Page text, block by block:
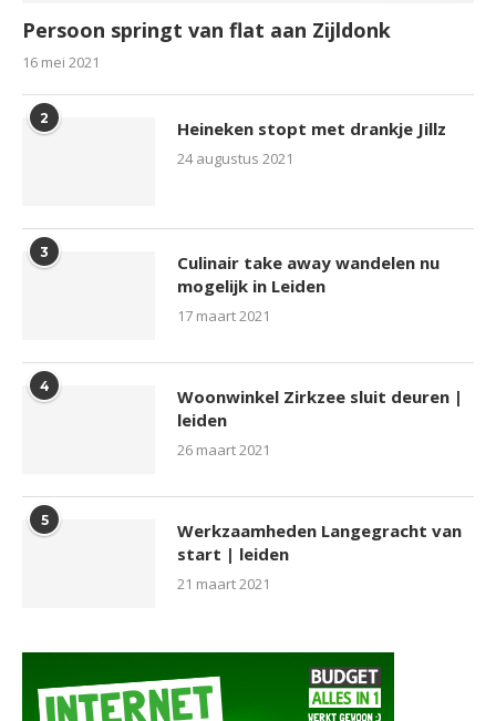
Persoon springt van flat aan Zijldonk
16 mei 2021
2 Heineken stopt met drankje Jillz
24 augustus 2021
3
Culinair take away wandelen nu
mogelijk in Leiden
17 maart 2021
4
Woonwinkel Zirkzee sluit deuren |
leiden
26 maart 2021
5
Werkzaamheden Langegracht van
start | leiden
21 maart 2021